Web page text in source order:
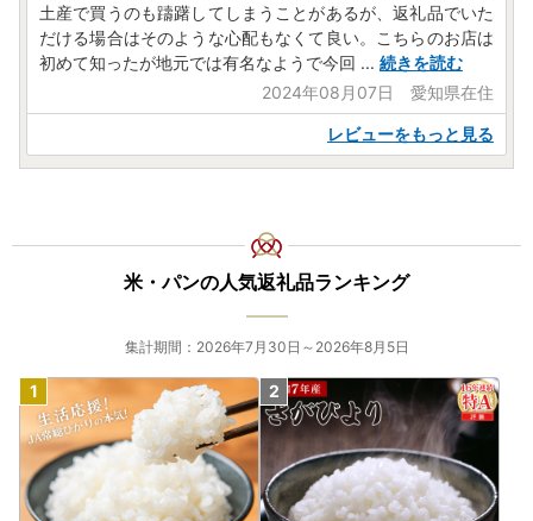
土産で買うのも躊躇してしまうことがあるが、返礼品でいた
だける場合はそのような心配もなくて良い。こちらのお店は
初めて知ったが地元では有名なようで今回 ... 続きを読む
2024年08月07日 愛知県在住
レビューをもっと見る
米・パンの人気返礼品ランキング
集計期間：2026年7月30日～2026年8月5日